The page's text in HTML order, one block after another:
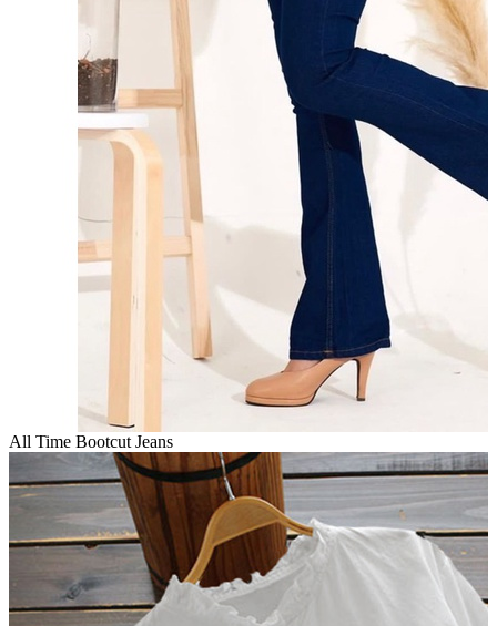
All Time Bootcut Jeans